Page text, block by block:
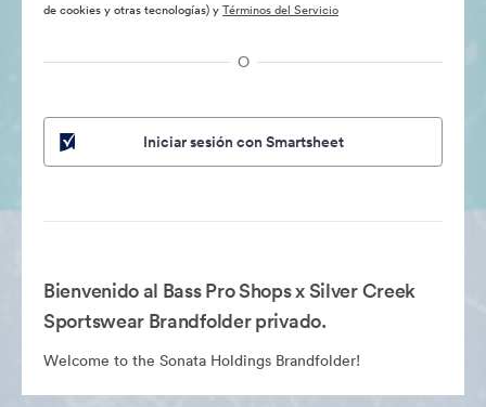
de cookies y otras tecnologías) yTérminos del Servicio
O
Iniciar sesión con Smartsheet
Bienvenido al Bass Pro Shops x Silver Creek
Sportswear Brandfolder privado.
Welcome to the Sonata Holdings Brandfolder!